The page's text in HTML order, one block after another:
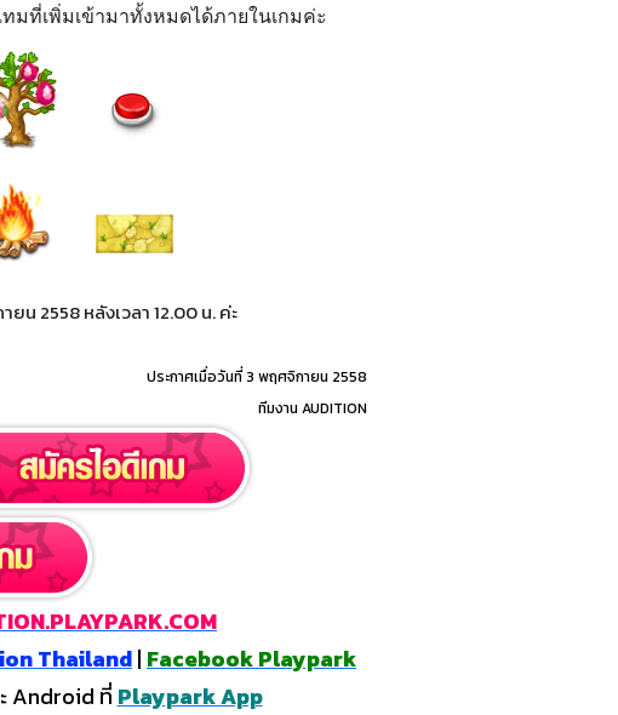
มที่เพิ่มเข้ามาทั้งหมดได้ภายในเกมค่ะ
2558 หลังเวลา 12.00 น. ค่ะ
ประกาศเมื่อวันที่ 3 พฤศจิกายน 2558
ทีมงาน AUDITION
Thailand|Facebook Playpark
Android ที่Playpark App